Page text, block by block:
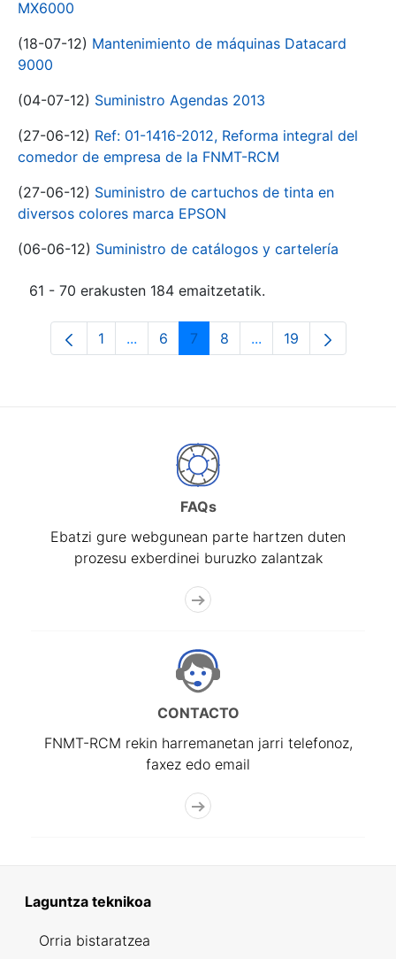
MX6000
(18-07-12) Mantenimiento de máquinas Datacard
9000
(04-07-12) Suministro Agendas 2013
(27-06-12) Ref: 01-1416-2012, Reforma integral del
comedor de empresa de la FNMT-RCM
(27-06-12) Suministro de cartuchos de tinta en
diversos colores marca EPSON
(06-06-12) Suministro de catálogos y cartelería
61 - 70 erakusten 184 emaitzetatik.
Orrialdea
1 ...Intermediate Pages Use TAB to
Orrialdea
6 Orrialdea
7 Orrialdea
8 ...Intermediate Pages
Orrialdea
19
FAQs
Ebatzi gure webgunean parte hartzen duten
prozesu exberdinei buruzko zalantzak
CONTACTO
FNMT-RCM rekin harremanetan jarri telefonoz,
faxez edo email
Laguntza teknikoa
Orria bistaratzea